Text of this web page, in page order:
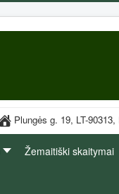
Plungės g. 19,
Žemaitiški skaitymai